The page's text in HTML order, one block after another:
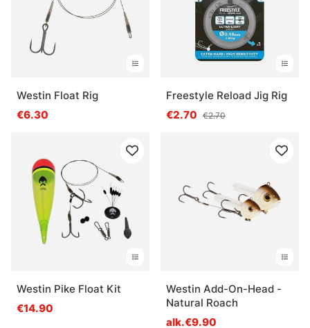
Westin Float Rig
€6.30
Freestyle Reload Jig Rig
€2.70 €2.70
Westin Pike Float Kit
€14.90
Westin Add-On-Head -
Natural Roach
alk.€9.90